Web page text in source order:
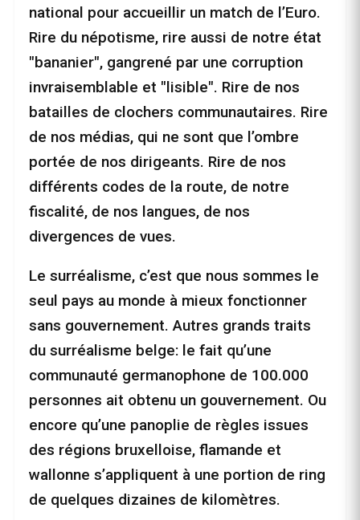
national pour accueillir un match de l’Euro.
Rire du népotisme, rire aussi de notre état
"bananier", gangrené par une corruption
invraisemblable et "lisible". Rire de nos
batailles de clochers communautaires. Rire
de nos médias, qui ne sont que l’ombre
portée de nos dirigeants. Rire de nos
différents codes de la route, de notre
fiscalité, de nos langues, de nos
divergences de vues.
Le surréalisme, c’est que nous sommes le
seul pays au monde à mieux fonctionner
sans gouvernement. Autres grands traits
du surréalisme belge: le fait qu’une
communauté germanophone de 100.000
personnes ait obtenu un gouvernement. Ou
encore qu’une panoplie de règles issues
des régions bruxelloise, flamande et
wallonne s’appliquent à une portion de ring
de quelques dizaines de kilomètres.